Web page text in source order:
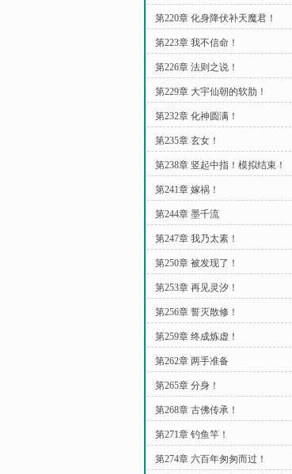
第220章 化身降伏补天魔君！
第223章 我不信命！
第226章 法则之说！
第229章 大宇仙朝的软肋！
第232章 化神圆满！
第235章 玄女！
第238章 竖起中指！模拟结束！
第241章 嫁祸！
第244章 墨千流
第247章 我乃太素！
第250章 被发现了！
第253章 再见灵汐！
第256章 誓灭散修！
第259章 终成炼虚！
第262章 两手准备
第265章 分身！
第268章 古佛传承！
第271章 钓鱼竿！
第274章 六百年匆匆而过！